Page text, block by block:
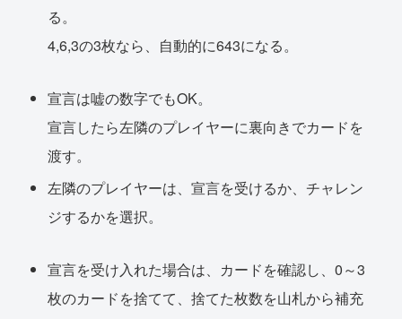
る。
4,6,3の3枚なら、自動的に643になる。
宣言は嘘の数字でもOK。
宣言したら左隣のプレイヤーに裏向きでカードを
渡す。
左隣のプレイヤーは、宣言を受けるか、チャレン
ジするかを選択。
宣言を受け入れた場合は、カードを確認し、0～3
枚のカードを捨てて、捨てた枚数を山札から補充